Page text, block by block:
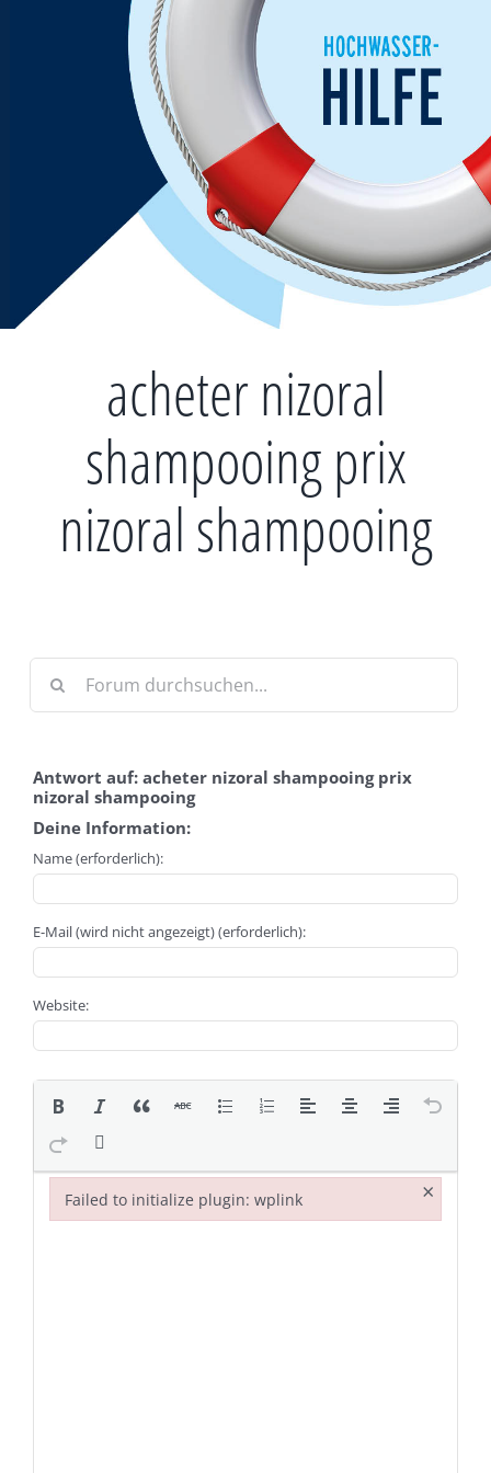
acheter nizoral
shampooing prix
nizoral shampooing
Antwort auf: acheter nizoral shampooing prix
nizoral shampooing
Deine Information:
Name (erforderlich):
E-Mail (wird nicht angezeigt) (erforderlich):
Website:
Failed to initialize plugin: wplink ×
Failed to initialize plugin: wplink